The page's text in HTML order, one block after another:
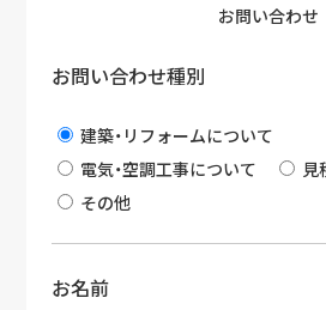
会社情報
会社案内
お問い合わせ
お問い合わせ種別
建築・リフォームについて
電気・空調工事について
見
その他
お名前